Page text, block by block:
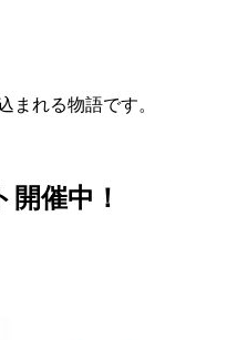
まれる物語です。
催中！